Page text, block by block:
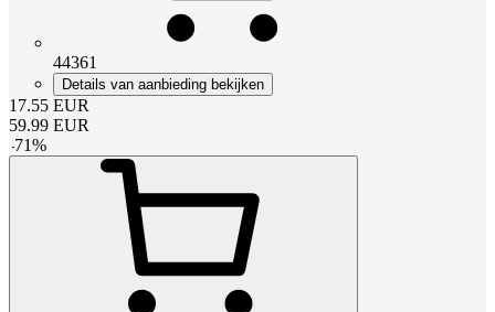
44361
Details van aanbieding bekijken
17.55 EUR
59.99 EUR
-71%